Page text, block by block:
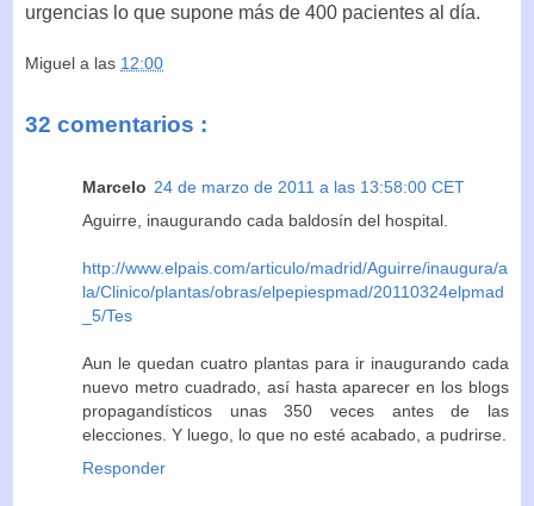
urgencias lo que supone más de 400 pacientes al día.
Miguel a las 12:00
32 comentarios :
Marcelo 24 de marzo de 2011 a las 13:58:00 CET
Aguirre, inaugurando cada baldosín del hospital.
http://www.elpais.com/articulo/madrid/Aguirre/inaugura/a
la/Clinico/plantas/obras/elpepiespmad/20110324elpmad
_5/Tes
Aun le quedan cuatro plantas para ir inaugurando cada
nuevo metro cuadrado, así hasta aparecer en los blogs
propagandísticos unas 350 veces antes de las
elecciones. Y luego, lo que no esté acabado, a pudrirse.
Responder